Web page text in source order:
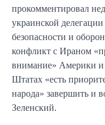
прокомментировал
украинской
безопасности и
конфликт с Ираном
внимание» Америки и
Штатах «есть
народа» завершить и
Зеленский.